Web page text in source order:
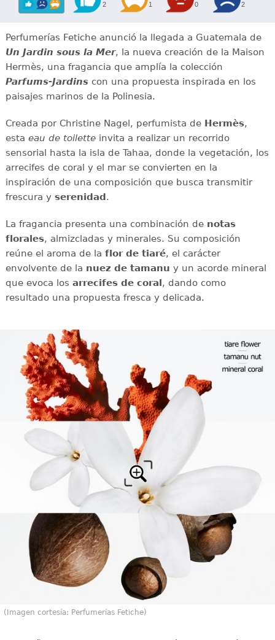
2 1 0 2
Perfumerías Fetiche anunció la llegada a Guatemala de
Un Jardin sous la Mer, la nueva creación de la Maison
Hermès, una fragancia que amplía la colección
Parfums-Jardinscon una propuesta inspirada en los
paisajes marinos de la Polinesia.
Creada por Christine Nagel, perfumista de Hermès,
esta eau de toiletteinvita a realizar un recorrido
sensorial hasta la isla de Tahaa, donde la vegetación, los
arrecifes de coral y el mar se convierten en la
inspiración de una composición que busca transmitir
frescura y serenidad.
La fragancia presenta una combinación de notas
florales, almizcladas y minerales. Su composición
reúne el aroma de la flor de tiaré, el carácter
envolvente de la nuez de tamanu y un acorde mineral
que evoca los arrecifes de coral, dando como
resultado una propuesta fresca y delicada.
(Imagen cortesía: Perfumerías Fetiche)